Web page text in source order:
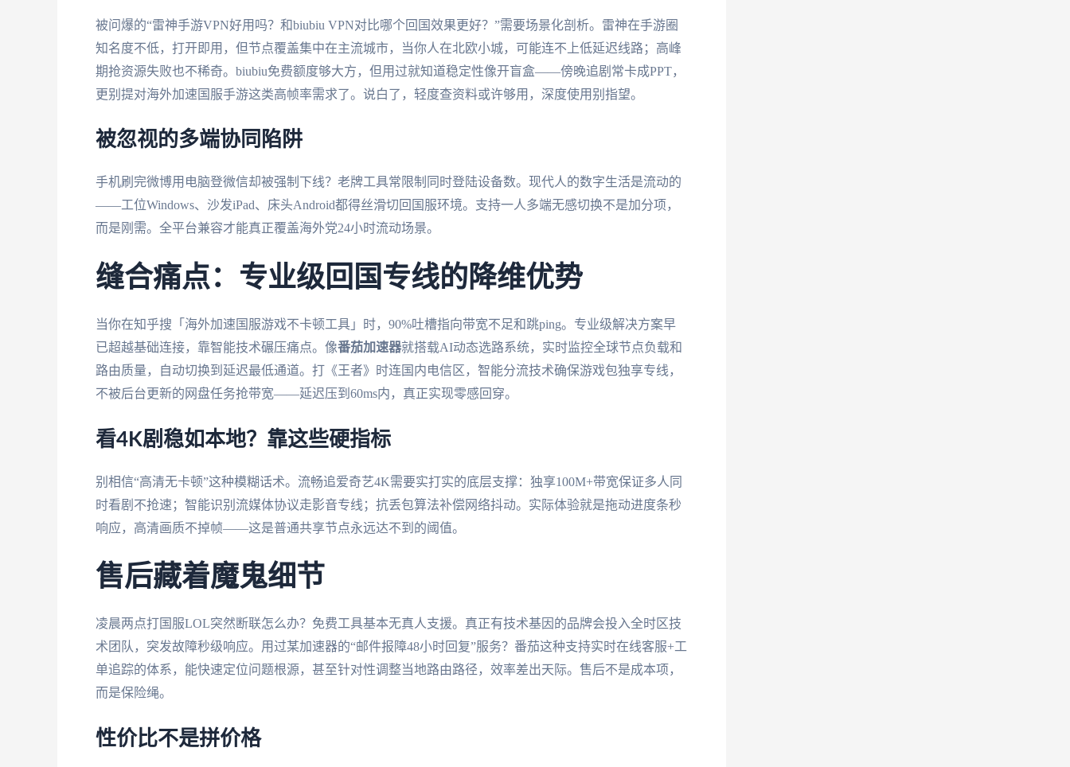
被问爆的“雷神手游VPN好用吗？和biubiu VPN对比哪个回国效果更好？”需要场景化剖析。雷神在手游圈
知名度不低，打开即用，但节点覆盖集中在主流城市，当你人在北欧小城，可能连不上低延迟线路；高峰
期抢资源失败也不稀奇。biubiu免费额度够大方，但用过就知道稳定性像开盲盒——傍晚追剧常卡成PPT，
更别提对海外加速国服手游这类高帧率需求了。说白了，轻度查资料或许够用，深度使用别指望。
被忽视的多端协同陷阱
手机刷完微博用电脑登微信却被强制下线？老牌工具常限制同时登陆设备数。现代人的数字生活是流动的
——工位Windows、沙发iPad、床头Android都得丝滑切回国服环境。支持一人多端无感切换不是加分项，
而是刚需。全平台兼容才能真正覆盖海外党24小时流动场景。
缝合痛点：专业级回国专线的降维优势
当你在知乎搜「海外加速国服游戏不卡顿工具」时，90%吐槽指向带宽不足和跳ping。专业级解决方案早
已超越基础连接，靠智能技术碾压痛点。像番茄加速器就搭载AI动态选路系统，实时监控全球节点负载和
路由质量，自动切换到延迟最低通道。打《王者》时连国内电信区，智能分流技术确保游戏包独享专线，
不被后台更新的网盘任务抢带宽——延迟压到60ms内，真正实现零感回穿。
看4K剧稳如本地？靠这些硬指标
别相信“高清无卡顿”这种模糊话术。流畅追爱奇艺4K需要实打实的底层支撑：独享100M+带宽保证多人同
时看剧不抢速；智能识别流媒体协议走影音专线；抗丢包算法补偿网络抖动。实际体验就是拖动进度条秒
响应，高清画质不掉帧——这是普通共享节点永远达不到的阈值。
售后藏着魔鬼细节
凌晨两点打国服LOL突然断联怎么办？免费工具基本无真人支援。真正有技术基因的品牌会投入全时区技
术团队，突发故障秒级响应。用过某加速器的“邮件报障48小时回复”服务？番茄这种支持实时在线客服+工
单追踪的体系，能快速定位问题根源，甚至针对性调整当地路由路径，效率差出天际。售后不是成本项，
而是保险绳。
性价比不是拼价格